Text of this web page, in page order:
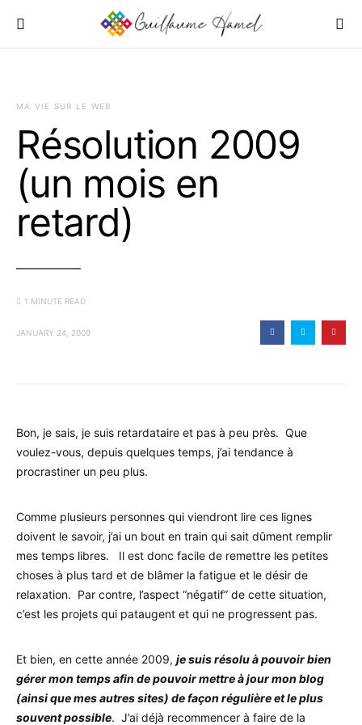
MA VIE SUR LE WEB
Résolution 2009
(un mois en
retard)
1 MINUTE READ
JANUARY 24, 2009
Bon, je sais, je suis retardataire et pas à peu près. Que
voulez-vous, depuis quelques temps, j’ai tendance à
procrastiner un peu plus.
Comme plusieurs personnes qui viendront lire ces lignes
doivent le savoir, j’ai un bout en train qui sait dûment remplir
mes temps libres. Il est donc facile de remettre les petites
choses à plus tard et de blâmer la fatigue et le désir de
relaxation. Par contre, l’aspect “négatif” de cette situation,
c’est les projets qui pataugent et qui ne progressent pas.
Et bien, en cette année 2009, je suis résolu à pouvoir bien
gérer mon temps afin de pouvoir mettre à jour mon blog
(ainsi que mes autres sites) de façon régulière et le plus
souvent possible. J’ai déjà recommencer à faire de la